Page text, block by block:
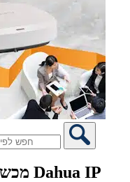
מכשירי הקלטה Dahua IP